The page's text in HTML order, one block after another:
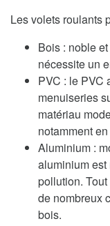
Les volets roulants
Bois : noble
nécessite un
PVC : le PVC
menuiseries
matériau
notamment
Aluminium :
aluminium est
pollution.
de nombreux
bois.